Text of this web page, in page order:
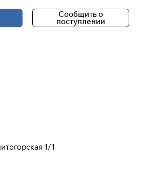
Сообщить о
поступлении
1/1